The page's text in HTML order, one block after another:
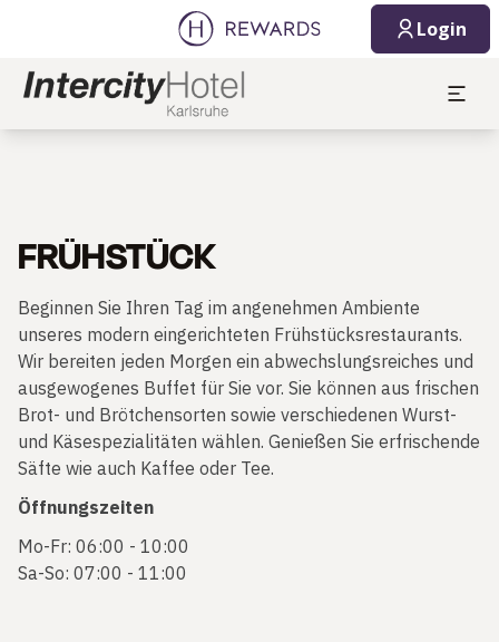
Login
FRÜHSTÜCK
Beginnen Sie Ihren Tag im angenehmen Ambiente
unseres modern eingerichteten Frühstücksrestaurants.
Wir bereiten jeden Morgen ein abwechslungsreiches und
ausgewogenes Buffet für Sie vor. Sie können aus frischen
Brot- und Brötchensorten sowie verschiedenen Wurst-
und Käsespezialitäten wählen. Genießen Sie erfrischende
Säfte wie auch Kaffee oder Tee.
Öffnungszeiten
Mo-Fr: 06:00 - 10:00
Sa-So: 07:00 - 11:00